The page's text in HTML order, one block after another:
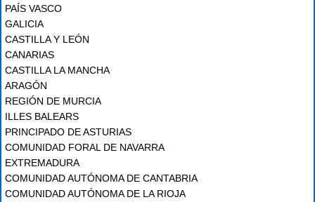
PAÍS VASCO
GALICIA
CASTILLA Y LEÓN
CANARIAS
CASTILLA LA MANCHA
ARAGÓN
REGIÓN DE MURCIA
ILLES BALEARS
PRINCIPADO DE ASTURIAS
COMUNIDAD FORAL DE NAVARRA
EXTREMADURA
COMUNIDAD AUTÓNOMA DE CANTABRIA
COMUNIDAD AUTÓNOMA DE LA RIOJA